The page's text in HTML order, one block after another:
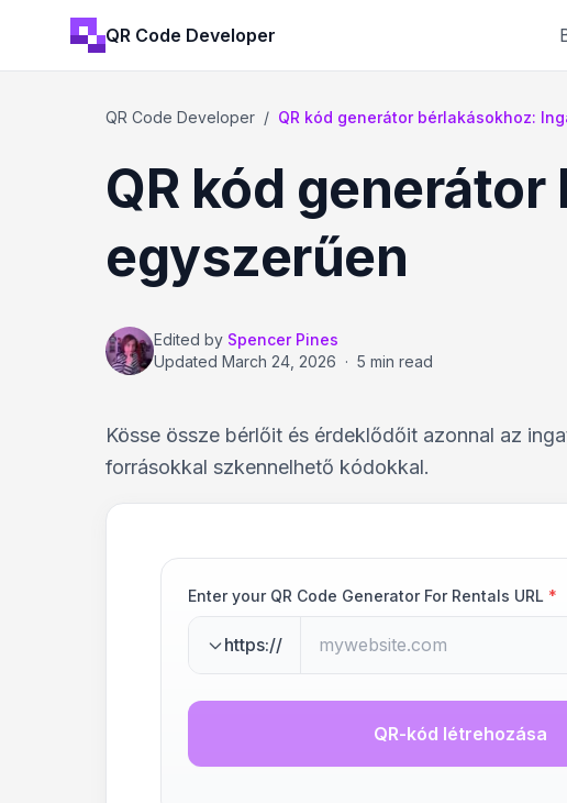
QR Code Developer
QR Code Developer / QR kód generátor bérlakásokhoz:
QR kód
egyszerűen
Edited by Spencer Pines
Updated March 24, 2026 · 5 min read
Kösse össze bérlőit és érdeklődőit azonnal az
forrásokkal szkennelhető kódokkal.
Enter your QR Code Generator For Rentals URL *
https://
QR-kód létrehozása